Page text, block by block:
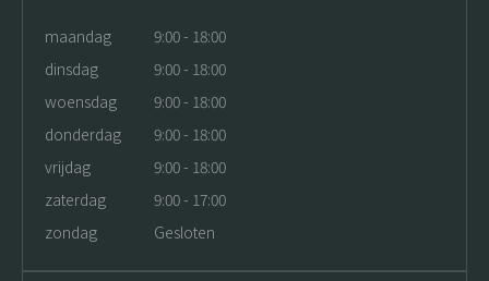
maandag
9:00 - 18:00
dinsdag
9:00 - 18:00
woensdag
9:00 - 18:00
donderdag
9:00 - 18:00
vrijdag
9:00 - 18:00
zaterdag
9:00 - 17:00
zondag
Gesloten